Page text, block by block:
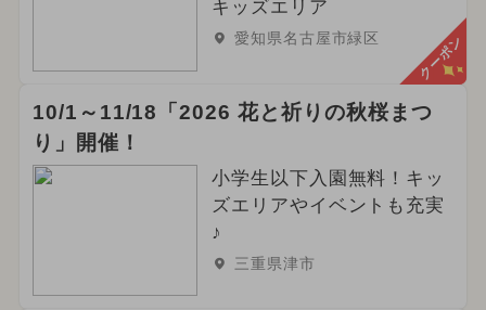
キッズエリア
愛知県名古屋市緑区 クーポン
10/1～11/18「2026 花と祈りの秋桜まつ
り」開催！
小学生以下入園無料！キッ
ズエリアやイベントも充実
♪
三重県津市